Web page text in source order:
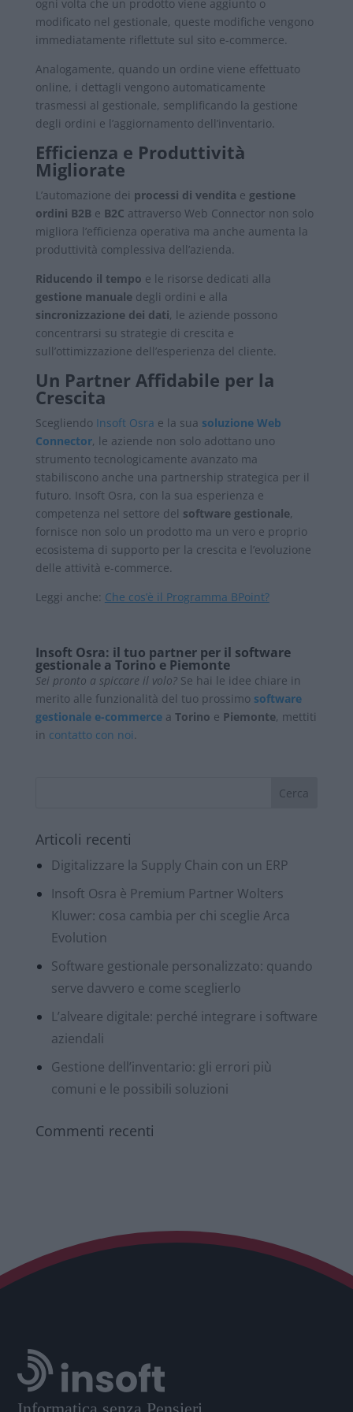
ogni volta che un prodotto viene aggiunto o
modificato nel gestionale, queste modifiche vengono
immediatamente riflettute sul sito e-commerce.
Analogamente, quando un ordine viene effettuato
online, i dettagli vengono automaticamente
trasmessi al gestionale, semplificando la gestione
degli ordini e l’aggiornamento dell’inventario.
Efficienza e Produttività
Migliorate
L’automazione dei processi di vendita e gestione
ordini B2B e B2C attraverso Web Connector non solo
migliora l’efficienza operativa ma anche aumenta la
produttività complessiva dell’azienda.
Riducendo il tempo e le risorse dedicati alla
gestione manualedegli ordini e alla
sincronizzazione dei dati, le aziende possono
concentrarsi su strategie di crescita e
sull’ottimizzazione dell’esperienza del cliente.
Un Partner Affidabile per la
Crescita
Scegliendo Insoft Osra e la sua soluzione Web
Connector, le aziende non solo adottano uno
strumento tecnologicamente avanzato ma
stabiliscono anche una partnership strategica per il
futuro. Insoft Osra, con la sua esperienza e
competenza nel settore del software gestionale,
fornisce non solo un prodotto ma un vero e proprio
ecosistema di supporto per la crescita e l’evoluzione
delle attività e-commerce.
Leggi anche: Che cos’è il Programma BPoint?
Insoft Osra: il tuo partner per il software
gestionale a Torino e Piemonte
Sei pronto a spiccare il volo? Se hai le idee chiare in
merito alle funzionalità del tuo prossimo software
gestionale e-commerce a Torino e Piemonte, mettiti
in contatto con noi.
Articoli recenti
Digitalizzare la Supply Chain con un ERP
Insoft Osra è Premium Partner Wolters
Kluwer: cosa cambia per chi sceglie Arca
Evolution
Software gestionale personalizzato: quando
serve davvero e come sceglierlo
L’alveare digitale: perché integrare i software
aziendali
Gestione dell’inventario: gli errori più
comuni e le possibili soluzioni
Commenti recenti